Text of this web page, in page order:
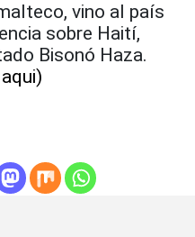
vino al país
sobre Haití,
Bisonó Haza.